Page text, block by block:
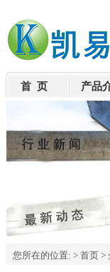
首 页 产品
您所在的位置: > 首页 >